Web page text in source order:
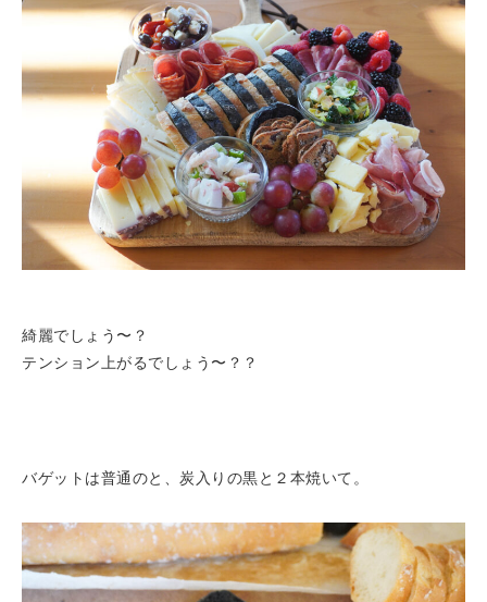
綺麗でしょう〜？
テンション上がるでしょう〜？？
バゲットは普通のと、炭入りの黒と２本焼いて。